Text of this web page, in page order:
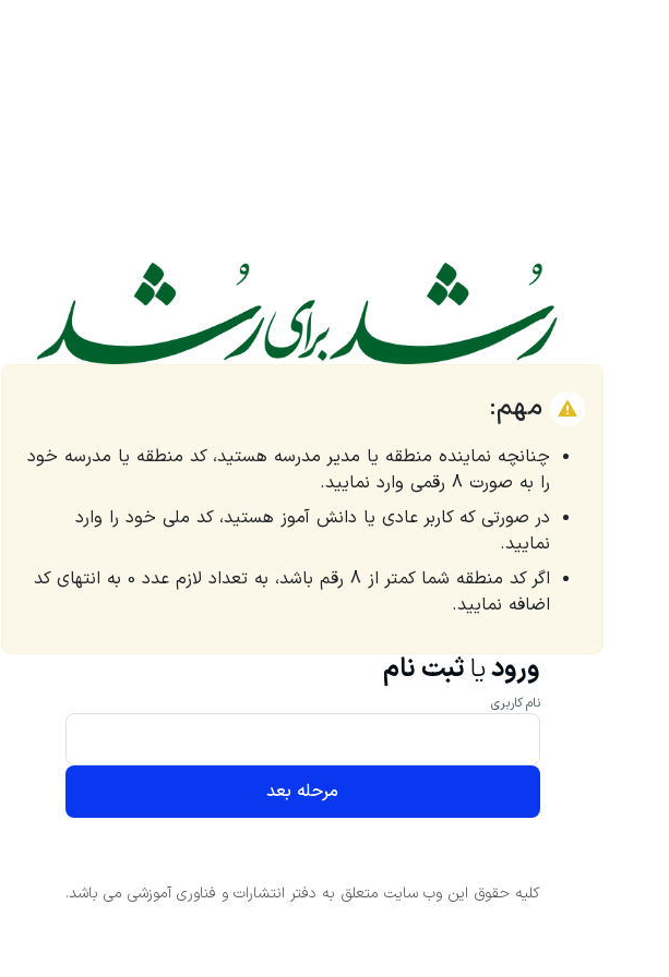
مهم:
چنانچه نماینده منطقه یا مدیر مدرسه هستید، کد منطقه یا مدرسه خود
را به صورت 8 رقمی وارد نمایید.
در صورتی که کاربر عادی یا دانش آموز هستید، کد ملی خود را وارد
نمایید.
اگر کد منطقه شما کمتر از 8 رقم باشد، به تعداد لازم عدد 0 به انتهای کد
اضافه نمایید.
ورودیاثبت نام
نام کاربری
مرحله بعد
کلیه حقوق این وب سایت متعلق به دفتر انتشارات و فناوری آموزشی می باشد.